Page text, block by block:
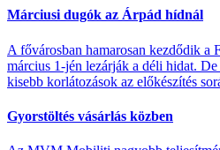
Márciusi dugók az Árpád hídnál
A fővárosban hamarosan kezdődik a
március 1-jén lezárják a déli hidat.
kisebb korlátozások az előkészítés
Gyorstöltés vásárlás közben